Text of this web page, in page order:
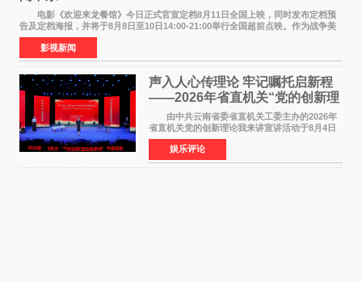
电影《欢迎来龙餐馆》今日正式官宣定档8月11日全国上映，同时发布定档预
告及定档海报，并将于8月8日至10日14:00-21:00举行全国超前点映。作为战争美
食大片，影片讲述的是中国厨师徐福（沈腾
影视新闻
声入人心传理论 牢记嘱托启新程
——2026年省直机关“党的创新理
论我来讲”宣讲活动圆满落幕
由中共云南省委省直机关工委主办的2026年
省直机关党的创新理论我来讲宣讲活动于8月4日
至5日在昆明举办。活动以 "牢记嘱托 感恩奋进
开创云南发展新局面 "为主题，坚持以新时代中国
特色社会主义
娱乐评论